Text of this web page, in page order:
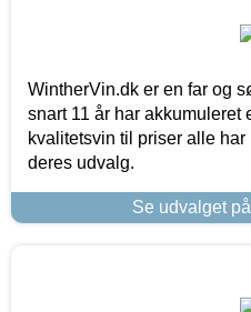
WintherVin.dk er en far og
snart 11 år har akkumuleret
kvalitetsvin til priser alle
deres udvalg.
Se udvalget